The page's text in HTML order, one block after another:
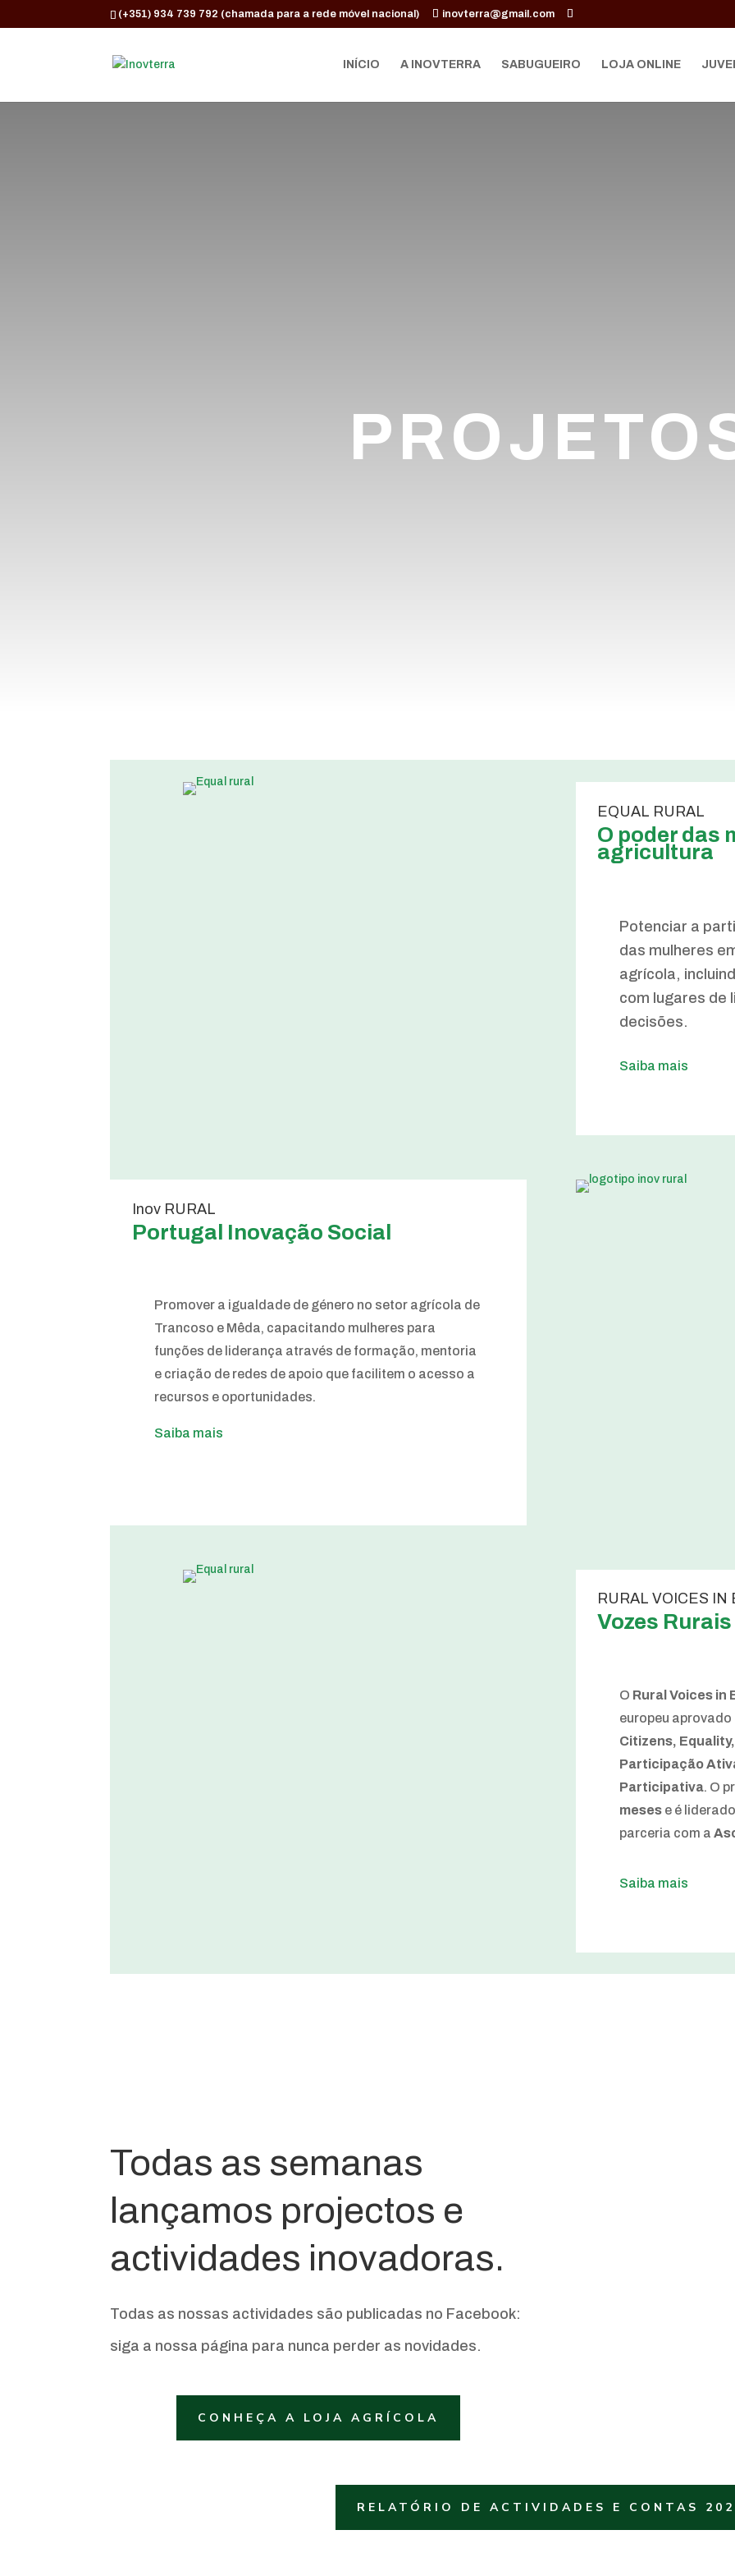
(+351) 934 739 792 (chamada para a rede móvel nacional) inovterra@gmail.com
INÍCIO A INOVTERRA SABUGUEIRO LOJA ONLINE
EQUAL RURAL
O poder das
agricultura
Potenciar a
das mulheres
agrícola,
com lugares de
decisões.
Saiba mais
Inov RURAL
Portugal Inovação Social
Promover a igualdade de género no setor agrícola de
Trancoso e Mêda, capacitando mulheres para
funções de liderança através de formação, mentoria
e criação de redes de apoio que facilitem o acesso a
recursos e oportunidades.
Saiba mais
RURAL VOICES IN
Vozes
O Rural Voices in
europeu
Citizens,
Participação
Participativa. O
meses e é
parceria com a
Saiba mais
Todas as semanas
lançamos projectos e
actividades inovadoras.
Todas as nossas actividades são publicadas no Facebook:
siga a nossa página para nunca perder as novidades.
CONHEÇA A LOJA AGRÍCOLA
RELATÓRIO DE ACTIVIDADES E CONTAS